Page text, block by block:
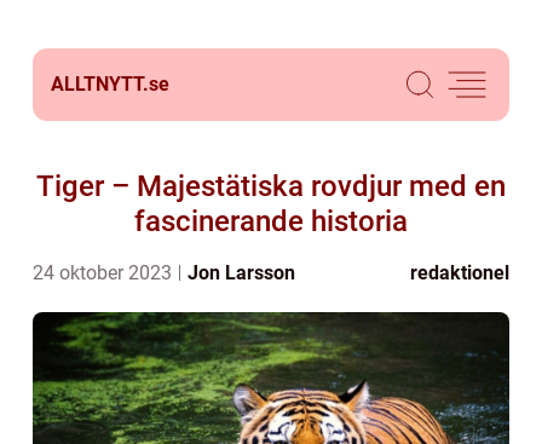
ALLTNYTT.se
Tiger – Majestätiska rovdjur med en
fascinerande historia
24 oktober 2023 Jon Larsson redaktionel